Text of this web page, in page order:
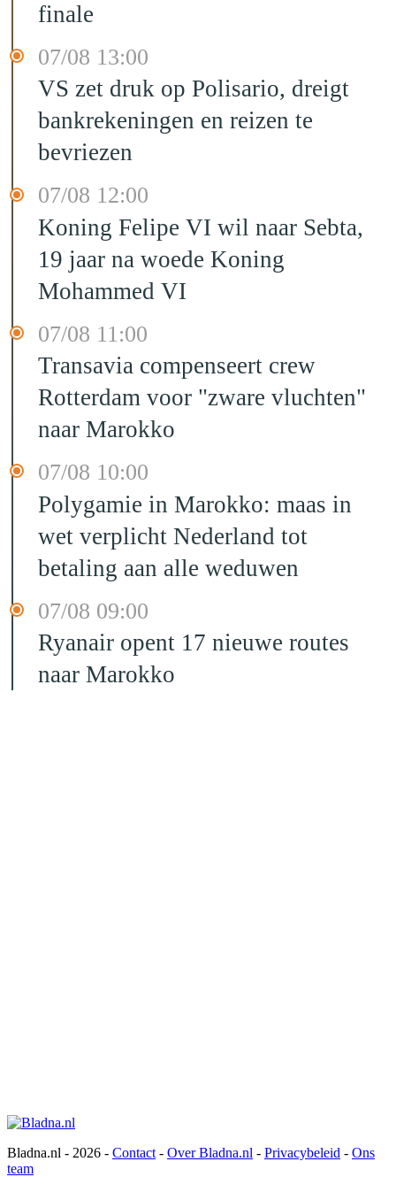
finale
07/08 13:00
VS zet druk op Polisario, dreigt
bankrekeningen en reizen te
bevriezen
07/08 12:00
Koning Felipe VI wil naar Sebta,
19 jaar na woede Koning
Mohammed VI
07/08 11:00
Transavia compenseert crew
Rotterdam voor "zware vluchten"
naar Marokko
07/08 10:00
Polygamie in Marokko: maas in
wet verplicht Nederland tot
betaling aan alle weduwen
07/08 09:00
Ryanair opent 17 nieuwe routes
naar Marokko
Bladna.nl - 2026 - Contact - Over Bladna.nl - Privacybeleid - Ons
team